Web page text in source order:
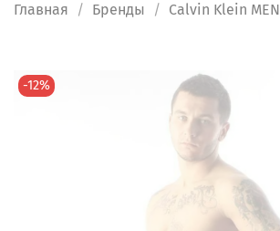
Главная Бренды Calvin Klein MEN
-12%